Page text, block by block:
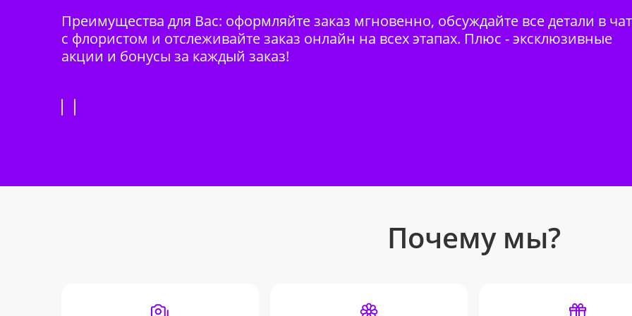
Преимущества для Вас: оформляйте заказ мгновенно, обсуждайте все детали в
с флористом и отслеживайте заказ онлайн на всех этапах. Плюс - эксклюзивные
акции и бонусы за каждый заказ!
Почему мы?